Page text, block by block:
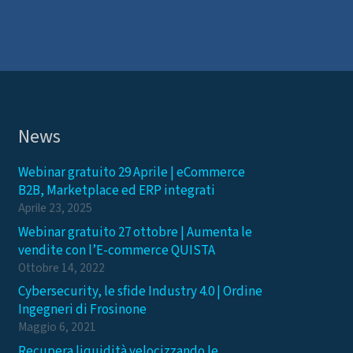
News
Webinar gratuito 29 Aprile | eCommerce
B2B, Marketplace ed ERP integrati
Aprile 23, 2025
Webinar gratuito 27 ottobre | Aumenta le
vendite con l’E-commerce QUISTA
Ottobre 14, 2022
Cybersecurity, le sfide Industry 4.0 | Ordine
Ingegneri di Frosinone
Maggio 6, 2021